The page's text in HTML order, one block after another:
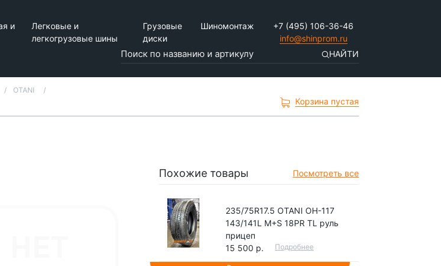
и
Легковые и
легкогрузовые шины
Грузовые
диски
Шиномонтаж
+7 (495) 106-36-46
info@shinprom.ru
НАЙТИ
OTANI
Корзина пустая
Похожие товары Посмотреть все
235/75R17.5 OTANI OH-117
143/141L M+S 18PR TL руль
прицеп
15 500 р.
Подробнее